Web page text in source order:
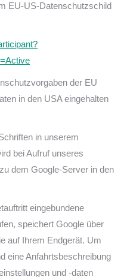
EU-US-Datenschutzschild
der EU
in den USA eingehalten
in unserem
bei Aufruf unseres
dem Google-Server in den
eingebundene
speichert Google über
auf Ihrem Endgerät. Um
eine Anfahrtsbeschreibung
und -daten